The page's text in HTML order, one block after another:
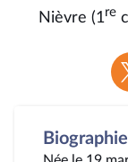
Nièvre (1re
Biographie